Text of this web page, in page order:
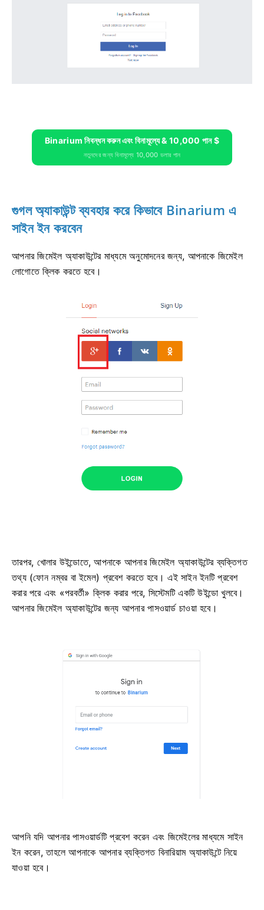
Binarium নিবন্ধন করুন এবং বিনামূল্যে & 10,000 পান $
নতুনদের জন্য বিনামূল্যে 10,000 ডলার পান
গুগল অ্যাকাউন্ট ব্যবহার করে কিভাবে Binarium এ
সাইন ইন করবেন
আপনার জিমেইল অ্যাকাউন্টের মাধ্যমে অনুমোদনের জন্য, আপনাকে জিমেইল
লোগোতে ক্লিক করতে হবে।
তারপর, খোলার উইন্ডোতে, আপনাকে আপনার জিমেইল অ্যাকাউন্টের ব্যক্তিগত
তথ্য (ফোন নম্বর বা ইমেল) প্রবেশ করতে হবে। এই সাইন ইনটি প্রবেশ
করার পরে এবং «পরবর্তী» ক্লিক করার পরে, সিস্টেমটি একটি উইন্ডো খুলবে।
আপনার জিমেইল অ্যাকাউন্টের জন্য আপনার পাসওয়ার্ড চাওয়া হবে।
আপনি যদি আপনার পাসওয়ার্ডটি প্রবেশ করেন এবং জিমেইলের মাধ্যমে সাইন
ইন করেন, তাহলে আপনাকে আপনার ব্যক্তিগত বিনারিয়াম অ্যাকাউন্টে নিয়ে
যাওয়া হবে।